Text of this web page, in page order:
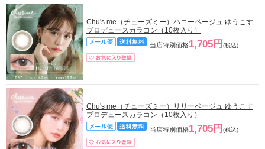
Chu's me（チューズミー）ハニーベージュ ゆうこす
プロデュースカラコン（10枚入り）
当店特別価格1,705円 (税込)
Chu's me（チューズミー）リリーベージュ ゆうこす
プロデュースカラコン（10枚入り）
当店特別価格1,705円 (税込)